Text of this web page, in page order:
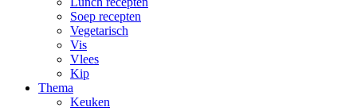
Soep recepten
Vegetarisch
Vis
Vlees
Kip
Thema
Keuken